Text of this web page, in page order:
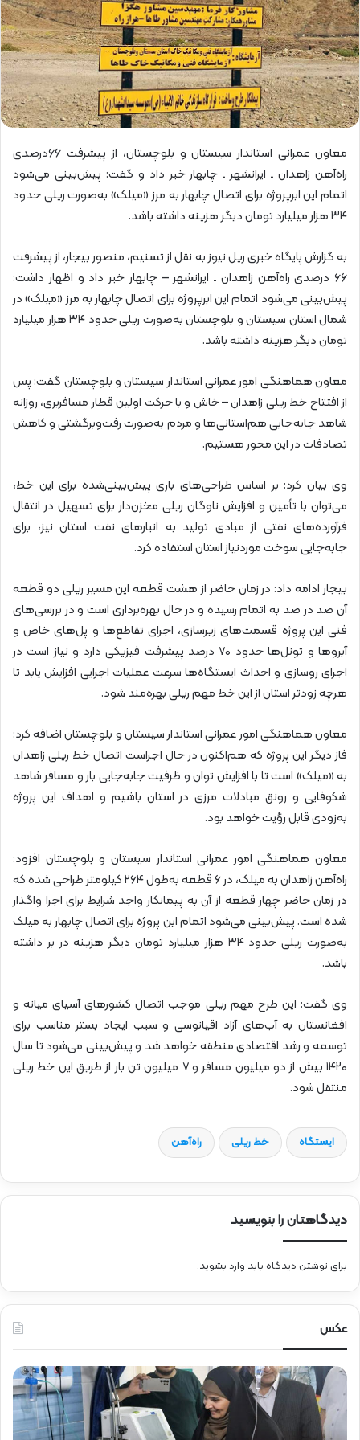
معاون عمرانی استاندار سیستان و بلوچستان، از پیشرفت ۶۶درصدی
راه‌آهن زاهدان ـ ایرانشهر ـ چابهار خبر داد و گفت: پیش‌بینی می‌شود
اتمام این ابرپروژه برای اتصال چابهار به مرز «میلک» به‌صورت ریلی حدود
۳۴ هزار میلیارد تومان دیگر هزینه داشته باشد.
به گزارش پایگاه خبری ریل نیوز به نقل از تسنیم، منصور بیجار، از پیشرفت
۶۶ درصدی راه‌آهن زاهدان ـ ایرانشهر – چابهار خبر داد و اظهار داشت:
پیش‌بینی می‌شود اتمام این ابرپروژه برای اتصال چابهار به مرز «میلک» در
شمال استان سیستان و بلوچستان به‌صورت ریلی حدود ۳۴ هزار میلیارد
تومان دیگر هزینه داشته باشد.
معاون هماهنگی امور عمرانی استاندار سیستان و بلوچستان گفت: پس
از افتتاح خط ریلی زاهدان – خاش و با حرکت اولین قطار مسافربری، روزانه
شاهد جابه‌جایی هم‌استانی‌ها و مردم به‌صورت رفت‌وبرگشتی و کاهش
تصادفات در این محور هستیم.
وی بیان کرد: بر اساس طراحی‌های باری پیش‌بینی‌شده برای این خط،
می‌توان با تأمین و افزایش ناوگان ریلی مخزن‌دار برای تسهیل در انتقال
فرآورده‌های نفتی از مبادی تولید به انبارهای نفت استان نیز، برای
جابه‌جایی سوخت موردنیاز استان استفاده کرد.
بیجار ادامه داد: در زمان حاضر از هشت قطعه این مسیر ریلی دو قطعه
آن صد در صد به اتمام رسیده و در حال بهره‌برداری است و در بررسی‌های
فنی این پروژه قسمت‌های زیرسازی، اجرای تقاطع‌ها و پل‌های خاص و
آبروها و تونل‌ها حدود ۷۰ درصد پیشرفت فیزیکی دارد و نیاز است در
اجرای روسازی و احداث ایستگاه‌ها سرعت عملیات اجرایی افزایش یابد تا
هرچه زودتر استان از این خط مهم ریلی بهره‌مند شود.
معاون هماهنگی امور عمرانی استاندار سیستان و بلوچستان اضافه کرد:
فاز دیگر این پروژه که هم‌اکنون در حال اجراست اتصال خط ریلی زاهدان
به «میلک» است تا با افزایش توان و ظرفیت جابه‌جایی بار و مسافر شاهد
شکوفایی و رونق مبادلات مرزی در استان باشیم و اهداف این پروژه
به‌زودی قابل رؤیت خواهد بود.
معاون هماهنگی امور عمرانی استاندار سیستان و بلوچستان افزود:
راه‌آهن زاهدان به میلک، در ۶ قطعه به‌طول ۲۶۴ کیلومتر طراحی شده که
در زمان حاضر چهار قطعه از آن به پیمانکار واجد شرایط برای اجرا واگذار
شده است. پیش‌بینی می‌شود اتمام این پروژه برای اتصال چابهار به میلک
به‌صورت ریلی حدود ۳۴ هزار میلیارد تومان دیگر هزینه در بر داشته
باشد.
وی گفت: این طرح مهم ریلی موجب اتصال کشورهای آسیای میانه و
افغانستان به آب‌های آزاد اقیانوسی و سبب ایجاد بستر مناسب برای
توسعه و رشد اقتصادی منطقه خواهد شد و پیش‌بینی می‌شود تا سال
۱۴۲۰ بیش از دو میلیون مسافر و ۷ میلیون تن بار از طریق این خط ریلی
منتقل شود.
ایستگاه خط ریلی راه‌آهن
دیدگاهتان را بنویسید
برای نوشتن دیدگاه باید وارد بشوید.
عکس
ح
ض
و
ر